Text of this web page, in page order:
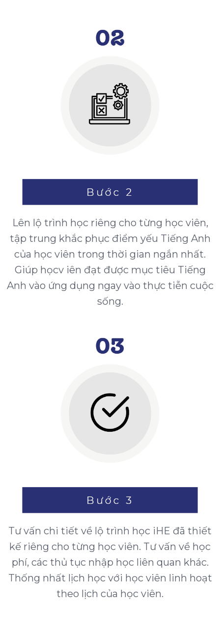
Lên lộ trình học riêng cho từng học viên,
tập trung khắc phục điểm yếu Tiếng Anh
của học viên trong thời gian ngắn nhất.
Giúp họcv iên đạt được mục tiêu Tiếng
Anh vào ứng dụng ngay vào thực tiễn cuộc
sống.
Tư vấn chi tiết về lộ trình học iHE đã thiết
kế riêng cho từng học viên. Tư vấn về học
phí, các thủ tục nhập học liên quan khác.
Thống nhất lịch học với học viên linh hoạt
theo lịch của học viên.